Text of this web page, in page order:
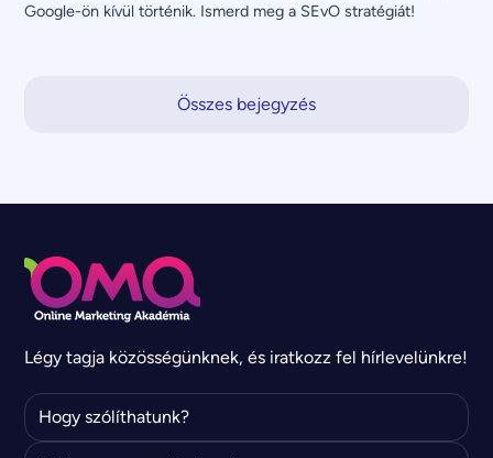
Google-ön kívül történik. Ismerd meg a SEvO stratégiát!
Összes bejegyzés
Légy tagja közösségünknek, és iratkozz fel hírlevelünkre!